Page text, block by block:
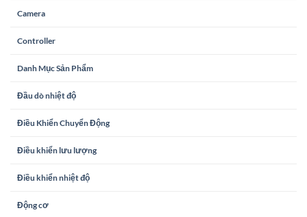
Camera
Controller
Danh Mục Sản Phẩm
Đầu dò nhiệt độ
Điều Khiển Chuyển Động
Điều khiển lưu lượng
Điều khiển nhiệt độ
Động cơ